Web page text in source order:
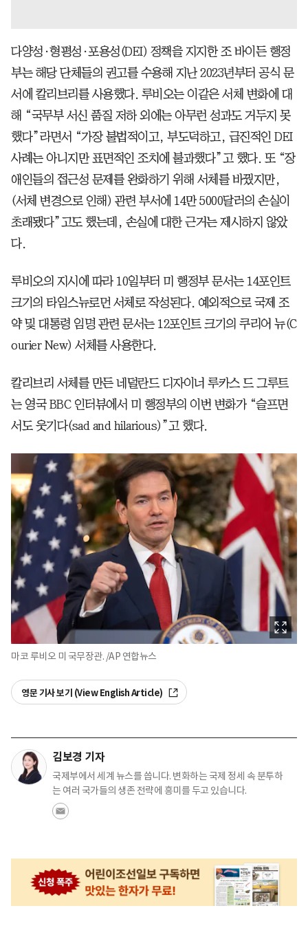
다양성·형평성·포용성(DEI) 정책을 지지한 조 바이든 행정
부는 해당 단체들의 권고를 수용해 지난 2023년부터 공식 문
서에 칼리브리를 사용했다. 루비오는 이같은 서체 변화에 대
해 “국무부 서신 품질 저하 외에는 아무런 성과도 거두지 못
했다”라면서 “가장 불법적이고, 부도덕하고, 급진적인 DEI
사례는 아니지만 표면적인 조치에 불과했다”고 했다. 또 “장
애인들의 접근성 문제를 완화하기 위해 서체를 바꿨지만,
(서체 변경으로 인해) 관련 부서에 14만 5000달러의 손실이
초래됐다”고도 했는데, 손실에 대한 근거는 제시하지 않았
다.
루비오의 지시에 따라 10일부터 미 행정부 문서는 14포인트
크기의 타임스뉴로먼 서체로 작성된다. 예외적으로 국제 조
약 및 대통령 임명 관련 문서는 12포인트 크기의 쿠리어 뉴(C
ourier New) 서체를 사용한다.
칼리브리 서체를 만든 네덜란드 디자이너 루카스 드 그루트
는 영국 BBC 인터뷰에서 미 행정부의 이번 변화가 “슬프면
서도 웃기다(sad and hilarious)”고 했다.
마코 루비오 미 국무장관. /AP 연합뉴스
영문 기사 보기 (View English Article)
김보경 기자
국제부에서 세계 뉴스를 씁니다. 변화하는 국제 정세 속 분투하
는 여러 국가들의 생존 전략에 흥미를 두고 있습니다.